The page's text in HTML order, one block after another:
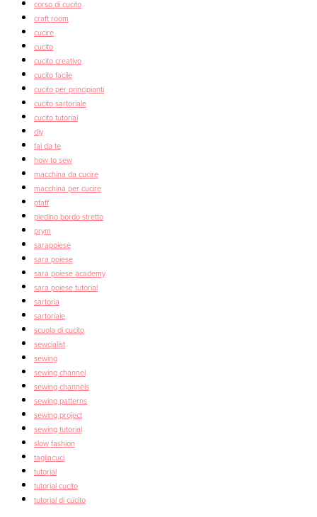
corso di cucito
craft room
cucire
cucito
cucito creativo
cucito facile
cucito per principianti
cucito sartoriale
cucito tutorial
diy
fai da te
how to sew
macchina da cucire
macchina per cucire
pfaff
piedino bordo stretto
prym
sarapoiese
sara poiese
sara poiese academy
sara poiese tutorial
sartoria
sartoriale
scuola di cucito
sewcialist
sewing
sewing channel
sewing channels
sewing patterns
sewing project
sewing tutorial
slow fashion
tagliacuci
tutorial
tutorial cucito
tutorial di cucito